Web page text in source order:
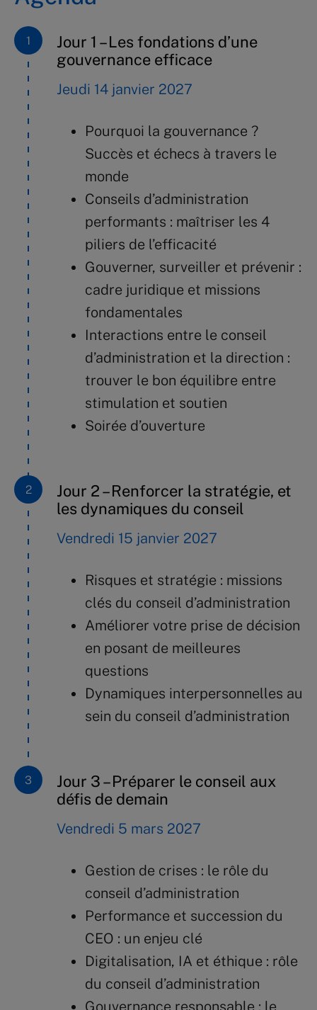
Jour 1 – Les fondations d’une
gouvernance efficace
Jeudi 14 janvier 2027
Pourquoi la gouvernance ?
Succès et échecs à travers le
monde
Conseils d’administration
performants : maîtriser les 4
piliers de l’efficacité
Gouverner, surveiller et prévenir :
cadre juridique et missions
fondamentales
Interactions entre le conseil
d’administration et la direction :
trouver le bon équilibre entre
stimulation et soutien
Soirée d’ouverture
Jour 2 – Renforcer la stratégie, et
les dynamiques du conseil
Vendredi 15 janvier 2027
Risques et stratégie : missions
clés du conseil d’administration
Améliorer votre prise de décision
en posant de meilleures
questions
Dynamiques interpersonnelles au
sein du conseil d’administration
Jour 3 – Préparer le conseil aux
défis de demain
Vendredi 5 mars 2027
Gestion de crises : le rôle du
conseil d’administration
Performance et succession du
CEO : un enjeu clé
Digitalisation, IA et éthique : rôle
du conseil d’administration
Gouvernance responsable : le